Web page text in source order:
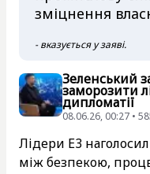
зміцнення
- вказується у заяві.
Зеленський
заморозити
дипломатії
08.06.26, 00:27 •
Лідери Е3
між безпекою,